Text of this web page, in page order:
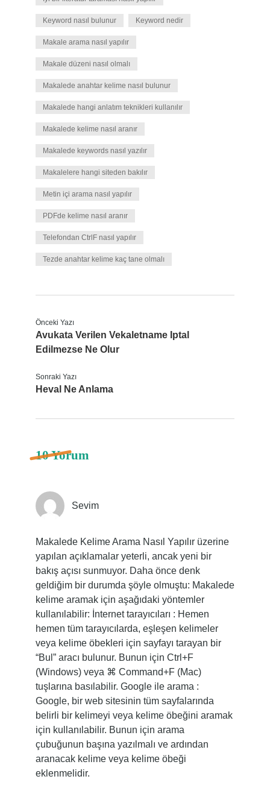
Keyword nasıl bulunur Keyword nedir
Makale arama nasıl yapılır
Makale düzeni nasıl olmalı
Makalede anahtar kelime nasıl bulunur
Makalede hangi anlatım teknikleri kullanılır
Makalede kelime nasıl aranır
Makalede keywords nasıl yazılır
Makalelere hangi siteden bakılır
Metin içi arama nasıl yapılır
PDFde kelime nasıl aranır
Telefondan CtrlF nasıl yapılır
Tezde anahtar kelime kaç tane olmalı
Önceki Yazı
Avukata Verilen Vekaletname Iptal
Edilmezse Ne Olur
Sonraki Yazı
Heval Ne Anlama
10 Yorum
Sevim
Makalede Kelime Arama Nasıl Yapılır üzerine
yapılan açıklamalar yeterli, ancak yeni bir
bakış açısı sunmuyor. Daha önce denk
geldiğim bir durumda şöyle olmuştu: Makalede
kelime aramak için aşağıdaki yöntemler
kullanılabilir: İnternet tarayıcıları : Hemen
hemen tüm tarayıcılarda, eşleşen kelimeler
veya kelime öbekleri için sayfayı tarayan bir
“Bul” aracı bulunur. Bunun için Ctrl+F
(Windows) veya ⌘ Command+F (Mac)
tuşlarına basılabilir. Google ile arama :
Google, bir web sitesinin tüm sayfalarında
belirli bir kelimeyi veya kelime öbeğini aramak
için kullanılabilir. Bunun için arama
çubuğunun başına yazılmalı ve ardından
aranacak kelime veya kelime öbeği
eklenmelidir.